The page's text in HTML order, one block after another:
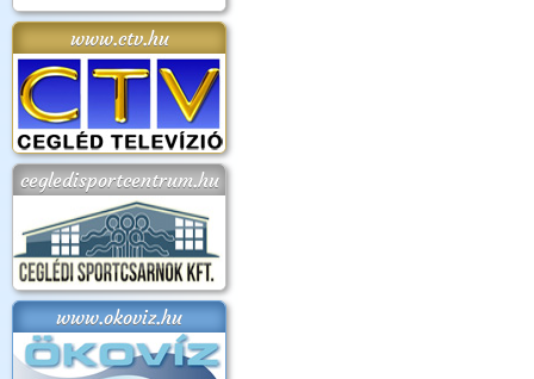
www.ctv.hu
cegledisportcentrum.hu
www.okoviz.hu